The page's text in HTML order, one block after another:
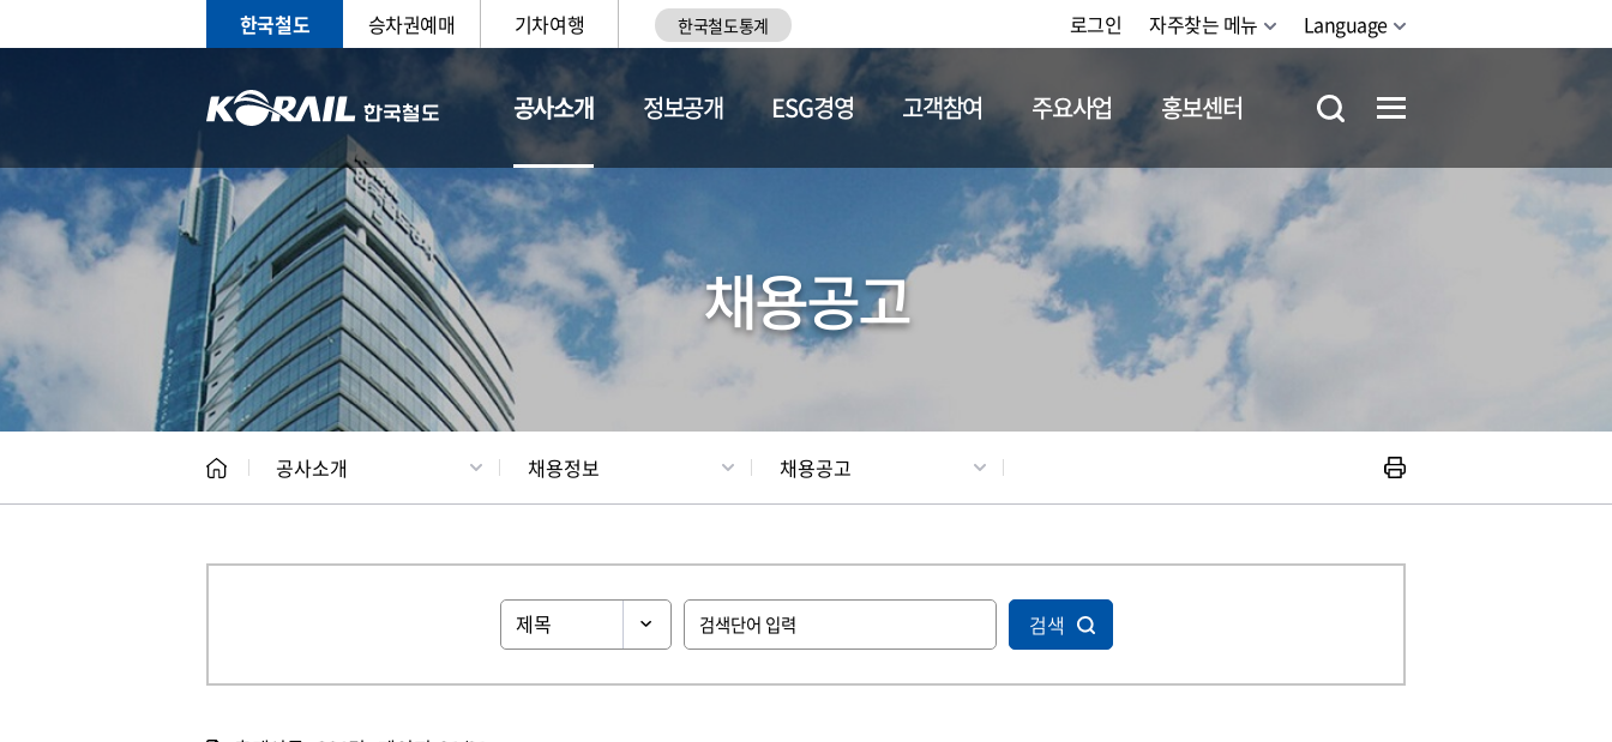
한국철도 승차권예매 기차여행 한국철도통계 로그인 자주찾는 메뉴 Language
공사소개
CEO 일반현황 채용정보
정보공개 ESG경영 고객참여 주요사업 홍보센터
채용공고
공사소개 채용정보 채용공고
검색